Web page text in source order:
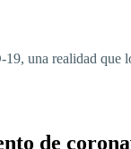
una realidad que
de